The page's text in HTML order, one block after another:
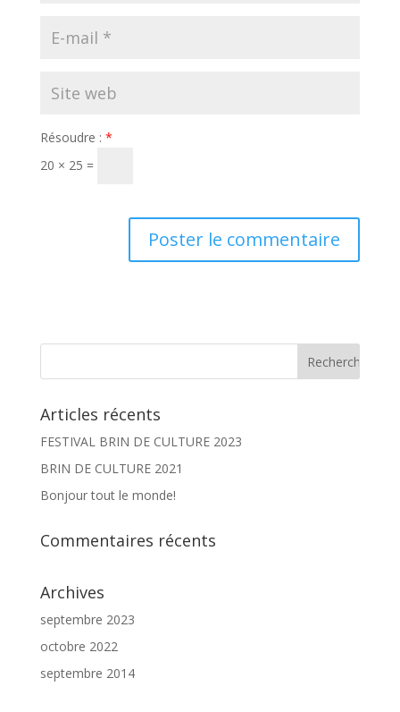
Résoudre : *
20 × 25 =
Articles récents
FESTIVAL BRIN DE CULTURE 2023
BRIN DE CULTURE 2021
Bonjour tout le monde!
Commentaires récents
Archives
septembre 2023
octobre 2022
septembre 2014